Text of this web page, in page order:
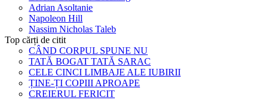
Adrian Asoltanie
Napoleon Hill
Nassim Nicholas Taleb
Top cărți de citit
CÂND CORPUL SPUNE NU
TATĂ BOGAT TATĂ SARAC
CELE CINCI LIMBAJE ALE IUBIRII
ȚINE-ȚI COPIII APROAPE
CREIERUL FERICIT